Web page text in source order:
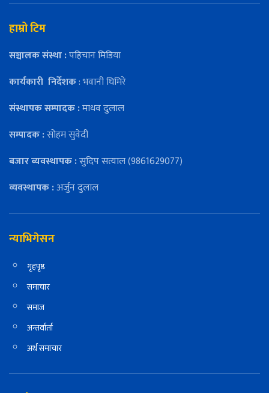
हाम्रो टिम
सञ्चालक संस्था :पहिचान मिडिया
कार्यकारी निर्देशक: भवानी घिमिरे
संस्थापक सम्पादक :माधव दुलाल
सम्पादक :सोहम सुवेदी
बजार ब्यवस्थापक :सुदिप सत्याल (9861629077)
व्यवस्थापक :अर्जुन दुलाल
न्याभिगेसन
गृहपृष्ठ
समाचार
समाज
अन्तर्वार्ता
अर्थ समाचार